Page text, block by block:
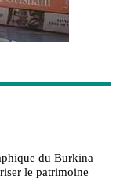
du Burkina
le patrimoine